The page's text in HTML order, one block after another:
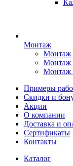
Монтаж
Монтаж
Монтаж
Монтаж
Примеры
Скидки и
Акции
О компании
Доставка и
Сертификаты
Контакты
Каталог